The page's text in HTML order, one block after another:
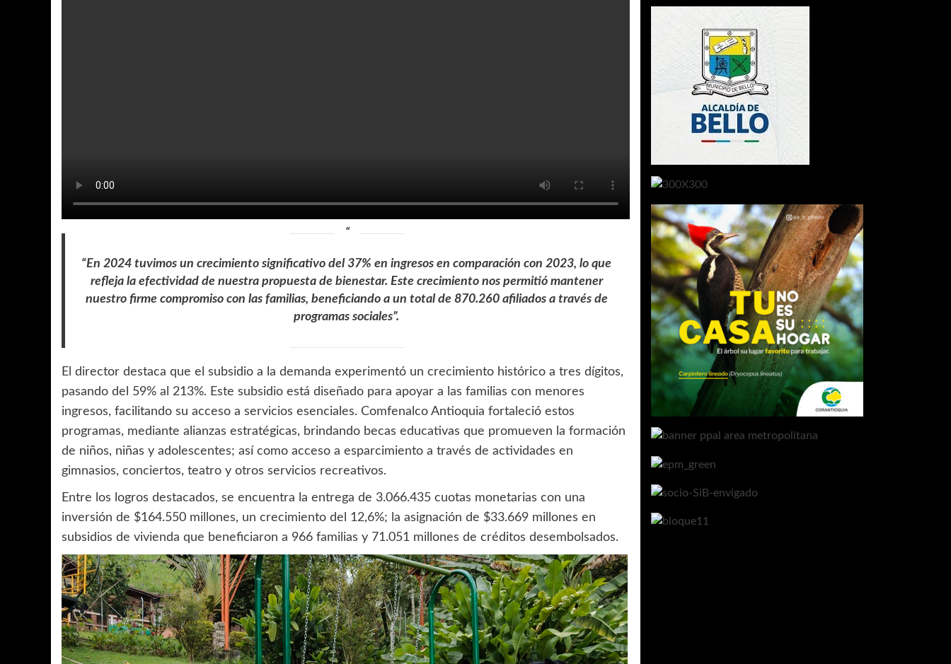
“En 2024 tuvimos un crecimiento significativo del 37% en ingresos en comparación con 2023, lo que
refleja la efectividad de nuestra propuesta de bienestar. Este crecimiento nos permitió mantener
nuestro firme compromiso con las familias, beneficiando a un total de 870.260 afiliados a través de
programas sociales”.
El director destaca que el subsidio a la demanda experimentó un crecimiento histórico a tres dígitos,
pasando del 59% al 213%. Este subsidio está diseñado para apoyar a las familias con menores
ingresos, facilitando su acceso a servicios esenciales. Comfenalco Antioquia fortaleció estos
programas, mediante alianzas estratégicas, brindando becas educativas que promueven la formación
de niños, niñas y adolescentes; así como acceso a esparcimiento a través de actividades en
gimnasios, conciertos, teatro y otros servicios recreativos.
Entre los logros destacados, se encuentra la entrega de 3.066.435 cuotas monetarias con una
inversión de $164.550 millones, un crecimiento del 12,6%; la asignación de $33.669 millones en
subsidios de vivienda que beneficiaron a 966 familias y 71.051 millones de créditos desembolsados.